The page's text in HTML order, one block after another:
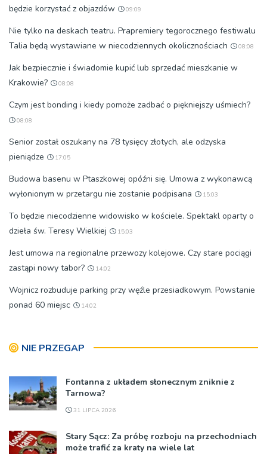
będzie korzystać z objazdów
09:09
Nie tylko na deskach teatru. Prapremiery tegorocznego festiwalu
Talia będą wystawiane w niecodziennych okolicznościach
08:08
Jak bezpiecznie i świadomie kupić lub sprzedać mieszkanie w
Krakowie?
08:08
Czym jest bonding i kiedy pomoże zadbać o piękniejszy uśmiech?
08:08
Senior został oszukany na 78 tysięcy złotych, ale odzyska
pieniądze
17:05
Budowa basenu w Ptaszkowej opóźni się. Umowa z wykonawcą
wyłonionym w przetargu nie zostanie podpisana
15:03
To będzie niecodzienne widowisko w kościele. Spektakl oparty o
dzieła św. Teresy Wielkiej
15:03
Jest umowa na regionalne przewozy kolejowe. Czy stare pociągi
zastąpi nowy tabor?
14:02
Wojnicz rozbuduje parking przy węźle przesiadkowym. Powstanie
ponad 60 miejsc
14:02
NIE PRZEGAP
Fontanna z układem słonecznym zniknie z
Tarnowa?
31 LIPCA 2026
Stary Sącz: Za próbę rozboju na przechodniach
może trafić za kraty na wiele lat